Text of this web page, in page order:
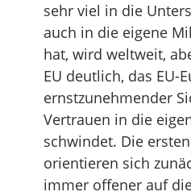
sehr viel in die
auch in die eigene
hat, wird weltweit,
EU deutlich, das EU-
ernstzunehmender
Vertrauen in die
schwindet. Die
orientieren sich
immer offener auf